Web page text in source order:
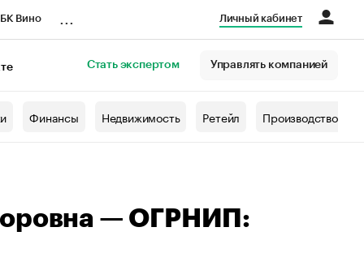
Вино Личный кабинет
Стать экспертом Управлять компанией
Финансы Недвижимость Ретейл Производство
— ОГРНИП: